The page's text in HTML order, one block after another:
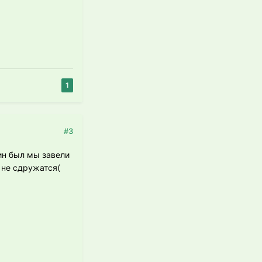
1
#3
был мы завели
не сдружатся(